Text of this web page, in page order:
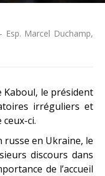
Esp. Marcel Duchamp,
Kaboul, le président
irréguliers et
ci.
russe en Ukraine, le
discours dans
de l’accueil